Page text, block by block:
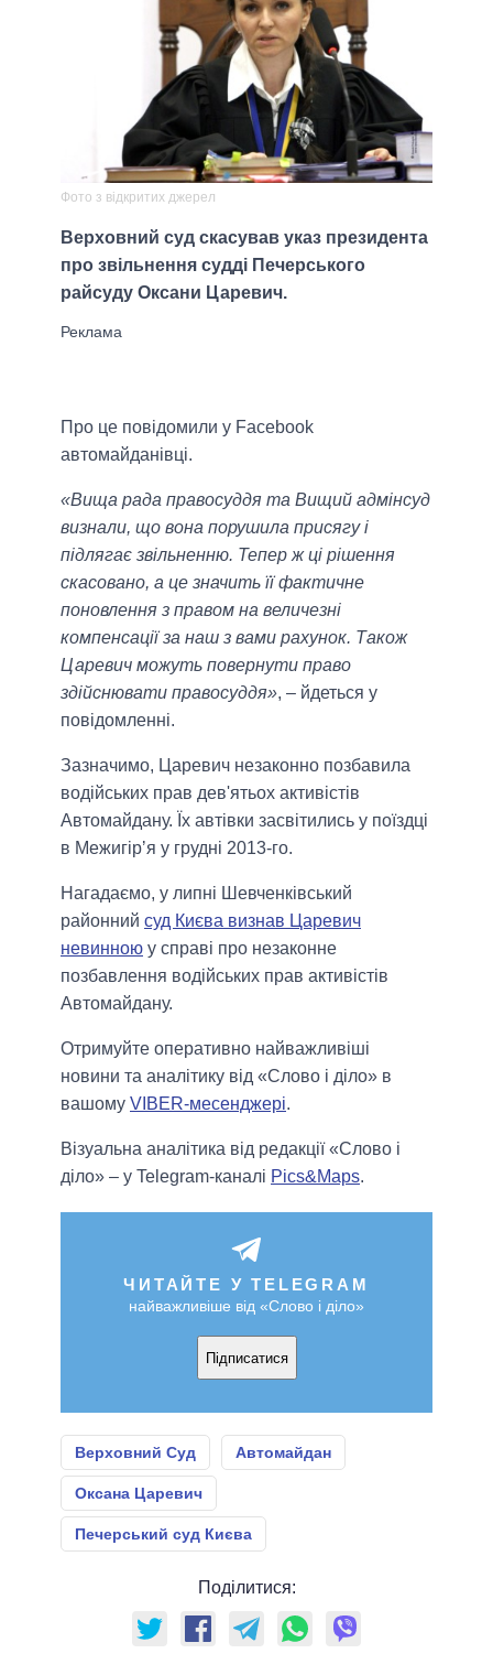
Фото з відкритих джерел
Верховний суд скасував указ президента
про звільнення судді Печерського
райсуду Оксани Царевич.
Про це повідомили у Facebook
автомайданівці.
«Вища рада правосуддя та Вищий адмінсуд
визнали, що вона порушила присягу і
підлягає звільненню. Тепер ж ці рішення
скасовано, а це значить її фактичне
поновлення з правом на величезні
компенсації за наш з вами рахунок. Також
Царевич можуть повернути право
здійснювати правосуддя», – йдеться у
повідомленні.
Зазначимо, Царевич незаконно позбавила
водійських прав дев'ятьох активістів
Автомайдану. Їх автівки засвітились у поїздці
в Межигірʼя у грудні 2013-го.
Нагадаємо, у липні Шевченківський
районний суд Києва визнав Царевич
невинною у справі про незаконне
позбавлення водійських прав активістів
Автомайдану.
Отримуйте оперативно найважливіші
новини та аналітику від «Слово і діло» в
вашому VIBER-месенджері.
Візуальна аналітика від редакції «Слово і
діло» – у Telegram-каналі Pics&Maps.
ЧИТАЙТЕ У TELEGRAM
найважливіше від «Слово і діло»
Підписатися
Верховний Суд Автомайдан
Оксана Царевич
Печерський суд Києва
Поділитися: